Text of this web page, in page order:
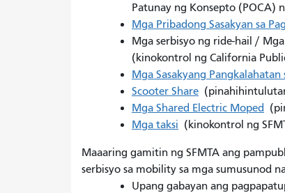
Patunay ng Konsepto (POCA)
Mga Pribadong Sasakyan sa
Mga serbisyo ng ride-hail /
(kinokontrol ng California
Mga Sasakyang Pangkalahatan
Scooter Share
Mga Shared Electric Moped
Mga taksi (kinokontrol ng
Maaaring gamitin ng SFMTA ang
serbisyo sa mobility sa mga sumusunod
Upang gabayan ang